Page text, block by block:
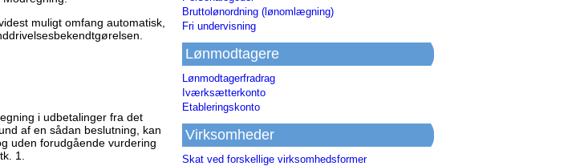
muligt omfang automatisk,
i udbetalinger fra det
af en sådan beslutning, kan
uden forudgående vurdering
1.
Bruttolønordning (lønomlægning)
Fri undervisning
Lønmodtagere
Lønmodtagerfradrag
Iværksætterkonto
Etableringskonto
Virksomheder
Skat ved forskellige virksomhedsformer